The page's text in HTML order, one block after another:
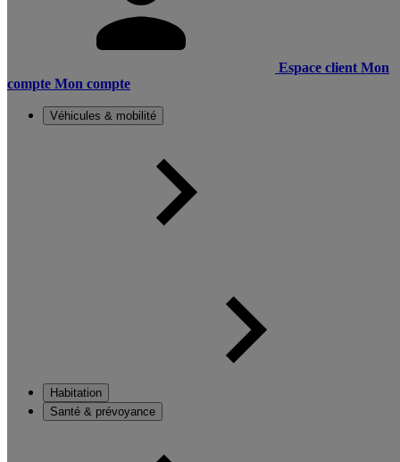
Espace client Mon
compte Mon compte
Véhicules & mobilité
Habitation
Santé & prévoyance